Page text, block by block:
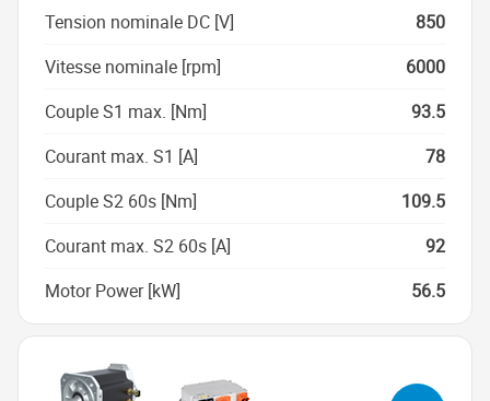
Tension nominale DC [V]
850
Vitesse nominale [rpm]
6000
Couple S1 max. [Nm]
93.5
Courant max. S1 [A]
78
Couple S2 60s [Nm]
109.5
Courant max. S2 60s [A]
92
Motor Power [kW]
56.5